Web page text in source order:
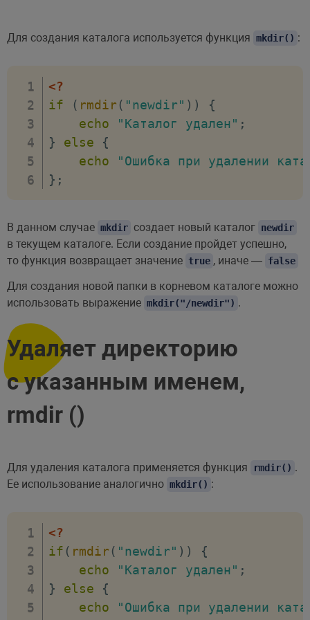
Для создания каталога используется функция mkdir() :
<?
if
( rmdir ( "newdir" ) )
{
echo
"Каталог удален" ;
}
else
{
echo
"Ошибка при удалении
} ;
В данном случае mkdir создает новый каталог newdir
в текущем каталоге. Если создание пройдет успешно,
то функция возвращает значение true , иначе — false
Для создания новой папки в корневом каталоге можно
использовать выражение mkdir("/newdir") .
Удаляет директорию
с указанным именем,
rmdir ()
Для удаления каталога применяется функция rmdir() .
Ее использование аналогично mkdir() :
<?
if ( rmdir ( "newdir" ) )
{
echo
"Каталог удален" ;
}
else
{
echo
"Ошибка при удалении